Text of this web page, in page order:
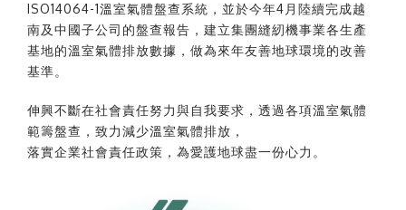
ISO14064-1溫室氣體盤查系統 ，並於今年4月陸續完成越
南及中國子公司的盤查報告，建立集團縫紉機事業各生產
基地的溫室氣體排放數據，做為來年友善地球環境的改善
基準。
伸興不斷在社會責任努力與自我要求，透過各項溫室氣體
範籌盤查，致力減少溫室氣體排放，
落實企業社會責任政策，為愛護地球盡一份心力。